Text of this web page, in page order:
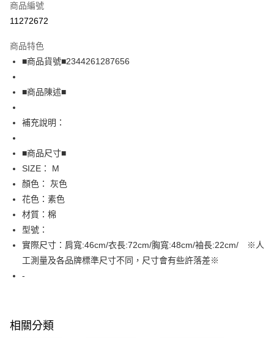
超商取貨付款
Apple Pay
街口支付
全盈+PAY
AFTEE先享後付
相關說明
【關於「AFTEE先享後付」】
AFTEE先享後付是「在收到商品之後才付款」的支付方式。 讓您購物簡單
便利好安心！
１．簡單：不需註冊會員、不需綁卡、不需儲值。
３．安心：先確認商品／服務後，再付款。
【「AFTEE先享後付」結帳流程】
１．於結帳方式選擇「AFTEE先享後付」後，將跳轉至「AFTEE先享後付」
結帳頁面，進行簡訊認證並確認金額後，即可完成結帳。
※ 請注意：結帳手續完成當下不需立刻繳費，但若您需要取消訂單，請聯絡
購買商品的店家。未經商家同意取消之訂單仍視為有效，需透過AFTEE先享
運送方式
全家取貨付款
免運費
付款後7-11取貨
商品編號
11272672
商品特色
■商品貨號■2344261287656
■商品陳述■
補充說明：
■商品尺寸■
SIZE： M
顏色： 灰色
花色：素色
材質：棉
型號：
實際尺寸：肩寬:46cm/衣長:72cm/胸寬:48cm/袖長:22cm/ ※人
工測量及各品牌標準尺寸不同，尺寸會有些許落差※
-
相關分類